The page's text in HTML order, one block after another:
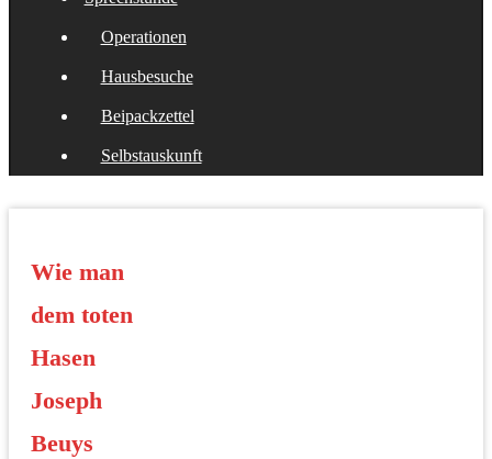
Operationen
Hausbesuche
Beipackzettel
Selbstauskunft
Wie man
dem toten
Hasen
Joseph
Beuys